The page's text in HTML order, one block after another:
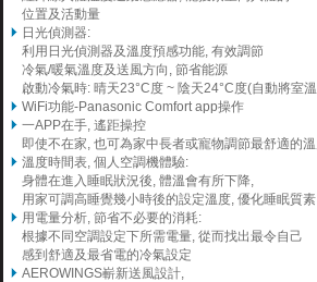
位置及活動量
日光偵測器:
利用日光偵測器及溫度預感功能, 有效調節
冷氣/暖氣溫度及送風方向, 節省能源
啟動冷氣時: 晴天23°C度 ~ 陰天24°C度(自動將室
WiFi功能-Panasonic Comfort app操作
一APP在手, 遙距操控
即使不在家, 也可為家中長者或寵物調節最舒適的
溫度時間表, 個人空調機體驗:
身體在進入睡眠狀況後, 體溫會有所下降,
用家可調高睡覺幾小時後的設定溫度, 優化睡眠質素
用電量分析, 節省不必要的消耗:
根據不同空調設定下所需電量, 從而找出最令自己
感到舒適及最省電的冷氣設定
AEROWINGS嶄新送風設計,